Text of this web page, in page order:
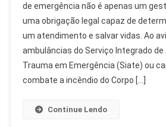
Para
Viaturas
De
Emergência:
Dever
E
de emergência não é apenas um
uma obrigação legal capaz de
um atendimento e salvar vidas. Ao
ambulâncias do Serviço Integrado
Trauma em Emergência (Siate) ou
combate a incêndio do Corpo […]
Continue Lendo